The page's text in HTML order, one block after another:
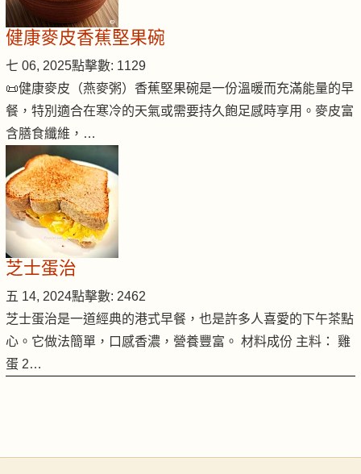
健康麥皮香蕉堅果碗
七 06, 2025點擊數: 1129
📜健康麥皮（燕麥粥）香蕉堅果碗是一份溫暖而充滿能量的早
餐，特別適合在寒冷的天氣或需要持久飽足感時享用。麥皮富
含膳食纖維，…
芝士蛋治
五 14, 2024點擊數: 2462
芝士蛋治是一道經典的港式早餐，也是許多人喜愛的下午茶點
心。它做法簡單，口感香濃，營養豐富。 材料成份 主料： 雞
蛋 2…